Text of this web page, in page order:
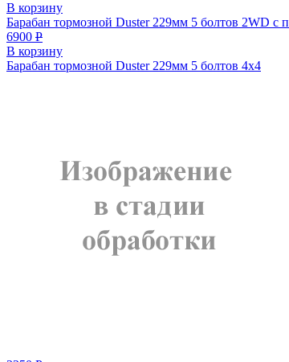
В корзину
Барабан тормозной Duster 229мм 5 болтов 2WD с
6900 Р
В корзину
Барабан тормозной Duster 229мм 5 болтов 4х4